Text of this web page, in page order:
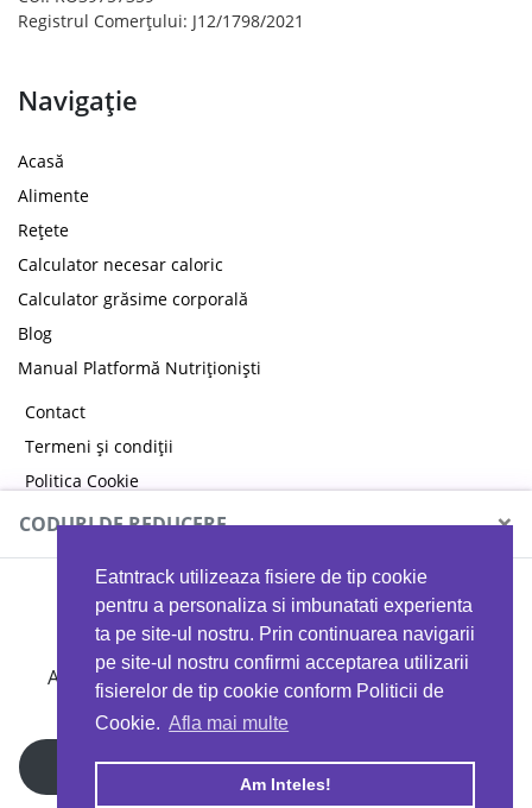
Eatntrack utilizeaza fisiere de tip cookie
pentru a personaliza si imbunatati experienta
ta pe site-ul nostru. Prin continuarea navigarii
pe site-ul nostru confirmi acceptarea utilizarii
fisierelor de tip cookie conform Politicii de
Cookie. Afla mai multe
Am Inteles!
Registrul Comerțului: J12/1798/2021
Navigație
Acasă
Alimente
Rețete
Calculator necesar caloric
Calculator grăsime corporală
Blog
Manual Platformă Nutriționiști
Contact
Termeni și condiții
Politica Cookie
Politica de confidențialitate
CODURI DE REDUCERE ×
MYPROTEIN
Ai 40%reducere la orice comandă folosind codul
EATTRACK
Profită acum